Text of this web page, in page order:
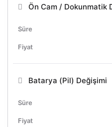
Ön Cam / Dokunmatik
Batarya (Pil) Değişimi